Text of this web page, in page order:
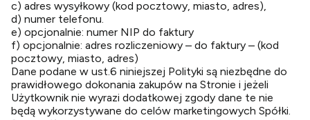
c) adres wysyłkowy (kod pocztowy, miasto, adres),
d) numer telefonu.
e) opcjonalnie: numer NIP do faktury
f) opcjonalnie: adres rozliczeniowy – do faktury – (kod
pocztowy, miasto, adres)
Dane podane w ust.6 niniejszej Polityki są niezbędne do
prawidłowego dokonania zakupów na Stronie i jeżeli
Użytkownik nie wyrazi dodatkowej zgody dane te nie
będą wykorzystywane do celów marketingowych Spółki.